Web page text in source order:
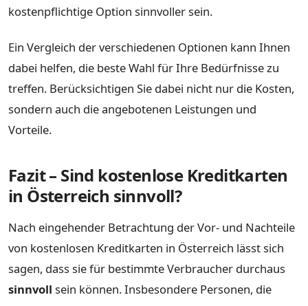
kostenpflichtige Option sinnvoller sein.
Ein Vergleich der verschiedenen Optionen kann Ihnen
dabei helfen, die beste Wahl für Ihre Bedürfnisse zu
treffen. Berücksichtigen Sie dabei nicht nur die Kosten,
sondern auch die angebotenen Leistungen und
Vorteile.
Fazit – Sind kostenlose Kreditkarten
in Österreich sinnvoll?
Nach eingehender Betrachtung der Vor- und Nachteile
von kostenlosen Kreditkarten in Österreich lässt sich
sagen, dass sie für bestimmte Verbraucher durchaus
sinnvoll sein können. Insbesondere Personen, die